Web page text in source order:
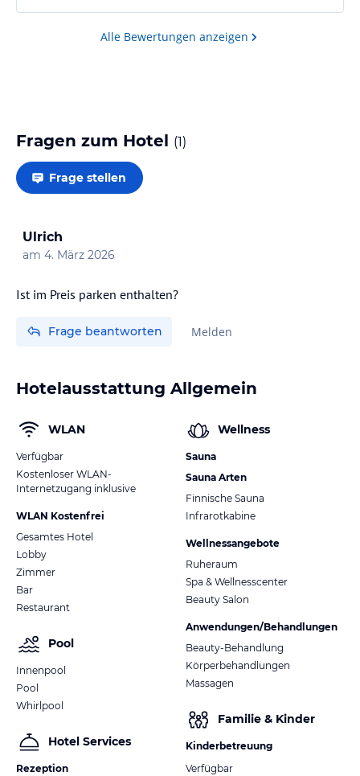
Alle Bewertungen anzeigen
Fragen zum Hotel (1)
Frage stellen
Ulrich
am 4. März 2026
Ist im Preis parken enthalten?
Frage beantworten Melden
Hotelausstattung Allgemein
WLAN
Verfügbar
Kostenloser WLAN-
Internetzugang inklusive
WLAN Kostenfrei
Gesamtes Hotel
Lobby
Zimmer
Bar
Restaurant
Pool
Innenpool
Pool
Whirlpool
Hotel Services
Rezeption
Wellness
Sauna
Sauna Arten
Finnische Sauna
Infrarotkabine
Wellnessangebote
Ruheraum
Spa & Wellnesscenter
Beauty Salon
Anwendungen/Behandlungen
Beauty-Behandlung
Körperbehandlungen
Massagen
Familie & Kinder
Kinderbetreuung
Verfügbar